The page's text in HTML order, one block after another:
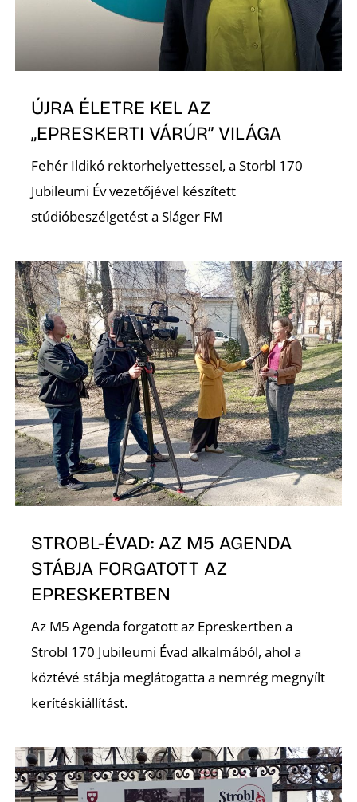
ÚJRA ÉLETRE KEL AZ
„EPRESKERTI VÁRÚR” VILÁGA
Fehér Ildikó rektorhelyettessel, a Storbl 170
Jubileumi Év vezetőjével készített
stúdióbeszélgetést a Sláger FM
STROBL-ÉVAD: AZ M5 AGENDA
STÁBJA FORGATOTT AZ
EPRESKERTBEN
Az M5 Agenda forgatott az Epreskertben a
Strobl 170 Jubileumi Évad alkalmából, ahol a
köztévé stábja meglátogatta a nemrég megnyílt
kerítéskiállítást.